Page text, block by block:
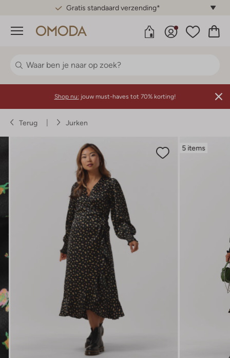
Gratis standaard verzending*
Menu
Shop nu: jouw must-haves tot 70% korting!
Terug Jurken
5 items